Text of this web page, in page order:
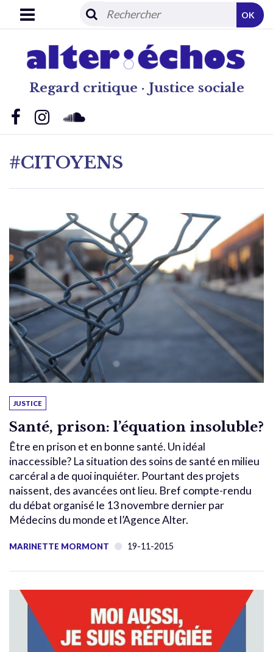
Regard critique · Justice sociale
OK
#CITOYENS
JUSTICE
Santé, prison: l’équation insoluble?
Être en prison et en bonne santé. Un idéal
inaccessible? La situation des soins de santé en milieu
carcéral a de quoi inquiéter. Pourtant des projets
naissent, des avancées ont lieu. Bref compte-rendu
du débat organisé le 13 novembre dernier par
Médecins du monde et l’Agence Alter.
MARINETTE MORMONT 19-11-2015